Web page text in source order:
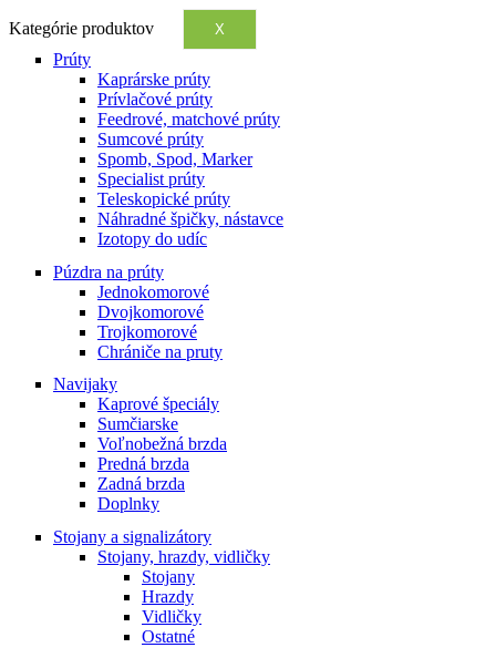
Kategórie produktov X
Prúty
Kaprárske prúty
Prívlačové prúty
Feedrové, matchové prúty
Sumcové prúty
Spomb, Spod, Marker
Specialist prúty
Teleskopické prúty
Náhradné špičky, nástavce
Izotopy do udíc
Púzdra na prúty
Jednokomorové
Dvojkomorové
Trojkomorové
Chrániče na pruty
Navijaky
Kaprové špeciály
Sumčiarske
Voľnobežná brzda
Predná brzda
Zadná brzda
Doplnky
Stojany a signalizátory
Stojany, hrazdy, vidličky
Stojany
Hrazdy
Vidličky
Ostatné